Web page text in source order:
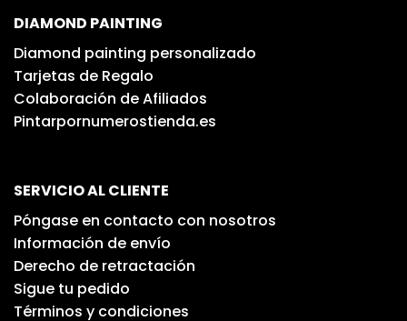
DIAMOND PAINTING
Diamond painting personalizado
Tarjetas de Regalo
Colaboración de Afiliados
Pintarpornumerostienda.es
SERVICIO AL CLIENTE
Póngase en contacto con nosotros
Información de envío
Derecho de retractación
Sigue tu pedido
Términos y condiciones